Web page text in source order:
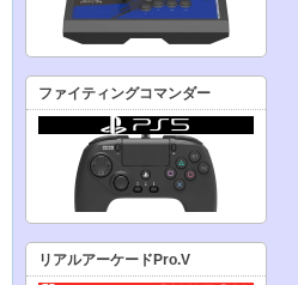
ファイティングコマンダー
リアルアーケードPro.V